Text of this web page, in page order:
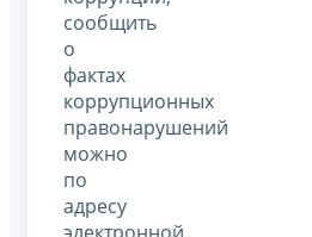
сообщить
о
фактах
коррупционных
правонарушений
можно
по
адресу